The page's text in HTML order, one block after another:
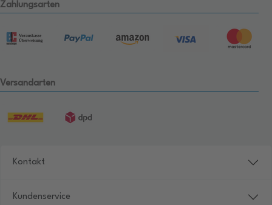
Zahlungsarten
Versandarten
Kontakt
Kundenservice